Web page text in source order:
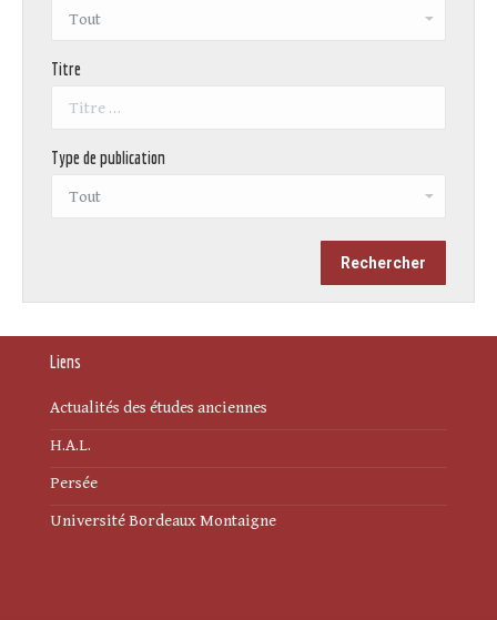
Titre
Type de publication
Liens
Actualités des études anciennes
H.A.L.
Persée
Université Bordeaux Montaigne